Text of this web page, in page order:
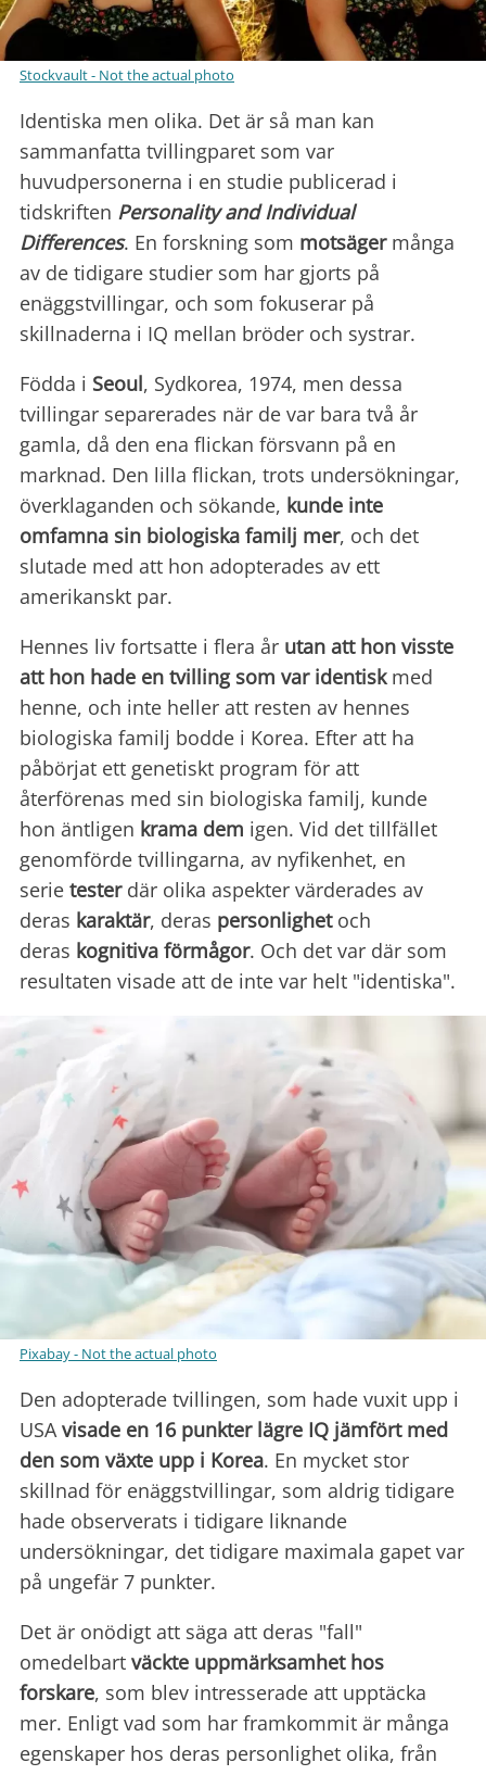
Stockvault - Not the actual photo
Identiska men olika. Det är så man kan
sammanfatta tvillingparet som var
huvudpersonerna i en studie publicerad i
tidskriften Personality and Individual
Differences. En forskning som motsägermånga
av de tidigare studier som har gjorts på
enäggstvillingar, och som fokuserar på
skillnaderna i IQ mellan bröder och systrar.
Födda i Seoul, Sydkorea, 1974, men dessa
tvillingar separerades när de var bara två år
gamla, då den ena flickan försvann på en
marknad. Den lilla flickan, trots undersökningar,
överklaganden och sökande, kunde inte
omfamna sin biologiska familj mer, och det
slutade med att hon adopterades av ett
amerikanskt par.
Hennes liv fortsatte i flera år utan att hon visste
att hon hade en tvilling som var identiskmed
henne, och inte heller att resten av hennes
biologiska familj bodde i Korea. Efter att ha
påbörjat ett genetiskt program för att
återförenas med sin biologiska familj, kunde
hon äntligen krama dem igen. Vid det tillfället
genomförde tvillingarna, av nyfikenhet, en
serie testerdär olika aspekter värderades av
deras karaktär, deras personlighetoch
deras kognitiva förmågor. Och det var där som
resultaten visade att de inte var helt "identiska".
Pixabay - Not the actual photo
Den adopterade tvillingen, som hade vuxit upp i
USAvisade en 16 punkter lägre IQ jämfört med
den som växte upp i Korea. En mycket stor
skillnad för enäggstvillingar, som aldrig tidigare
hade observerats i tidigare liknande
undersökningar, det tidigare maximala gapet var
på ungefär 7 punkter.
Det är onödigt att säga att deras "fall"
omedelbart väckte uppmärksamhet hos
forskare, som blev intresserade att upptäcka
mer. Enligt vad som har framkommit är många
egenskaper hos deras personlighet olika, från